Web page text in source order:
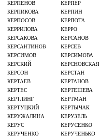
КЕРПЕНОВ
КЕРПЕР
КЕРПИКОВА
КЕРПИН
КЕРПОСОВ
КЕРПОТА
КЕРРИЛОВА
КЕРРО
КЕРСАКОВА
КЕРСАНОВ
КЕРСАНТИНОВ
КЕРСЕВ
КЕРСИМОВ
КЕРСИМОВА
КЕРСКИЙ
КЕРСНОВСКАЯ
КЕРСОН
КЕРСТАН
КЕРТАЕВ
КЕРТАНОВ
КЕРТЕС
КЕРТЕШЕВА
КЕРТЛИНГ
КЕРТМАН
КЕРТУЦКИЙ
КЕРТЫЧАК
КЕРУЖАЛИНА
КЕРУЗЕЛЬ
КЕРУС
КЕРУСЕНКО
КЕРУЧЕНКО
КЕРУЧЕНЬКО